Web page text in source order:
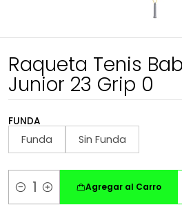
Raqueta Tenis
Junior 23 Grip 0
FUNDA
Funda Sin Funda
Cantidad
Agregar al Carro